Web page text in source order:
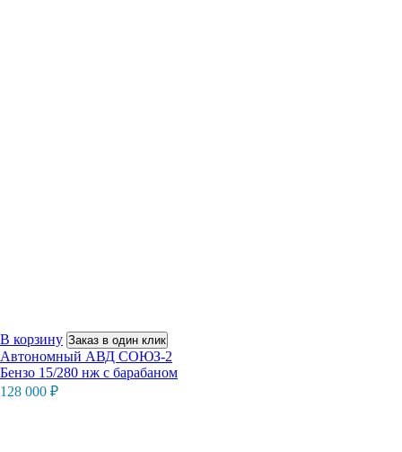
В корзину Заказ в один клик
Автономный АВД СОЮЗ-2
Бензо 15/280 нж с барабаном
128 000 ₽